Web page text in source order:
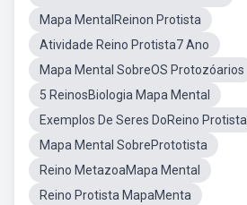
Mapa MentalReinon Protista
Atividade Reino Protista7 Ano
Mapa Mental SobreOS Protozóarios
5 ReinosBiologia Mapa Mental
Exemplos De Seres DoReino Protista
Mapa Mental SobrePrototista
Reino MetazoaMapa Mental
Reino Protista MapaMenta